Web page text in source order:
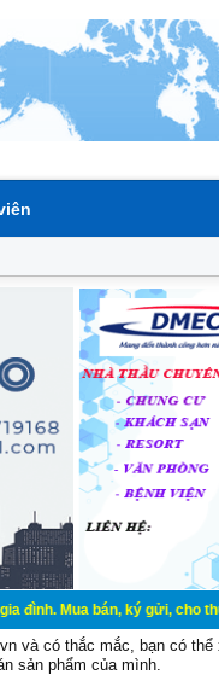
bán, ký gửi, cho thuê thiết
và có thắc mắc, bạn có
sản phẩm của mình.